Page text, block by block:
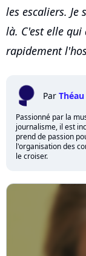
les escaliers.
là. C'est elle
rapidement
Par Théau
Passionné par la
journalisme, il est
prend de passion
l'organisation des
le croiser.